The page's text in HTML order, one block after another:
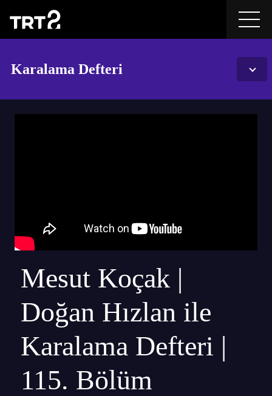
Karalama Defteri
Mesut Koçak |
Doğan Hızlan ile
Karalama Defteri |
115. Bölüm